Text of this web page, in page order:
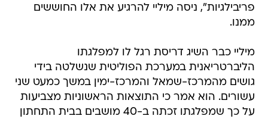
פריבילגיות", ניסה מיליי להרגיע את אלו החוששים
ממנו.
מיליי כבר השיג דריסת רגל לו למפלגתו
הליברטריאנית במערכת הפוליטית שנשלטה בידי
גושים מהמרכז-שמאל והמרכז-ימין במשך כמעט שני
עשורים. הוא אמר כי התוצאות הראשוניות מצביעות
על כך שמפלגתו זכתה ב-40 מושבים בבית התחתון